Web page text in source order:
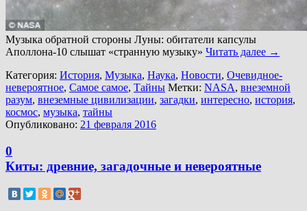
Музыка обратной стороны Луны: обитатели капсулы
Аполлона-10 слышат «странную музыку» Читать далее →
Категория: История, Музыка, Наука, Новости, Очевидное-
невероятное, Самое самое, Тайны Метки: NASA, внеземной
разум, внеземные цивилизации, загадки, интересно, история,
космос, музыка, тайны
Опубликовано: 21 февраля 2016
0
Киты: древние, загадочные и невероятные